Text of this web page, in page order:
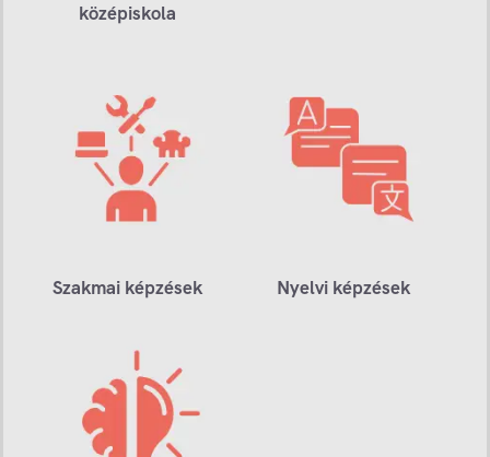
középiskola
Szakmai képzések Nyelvi képzések